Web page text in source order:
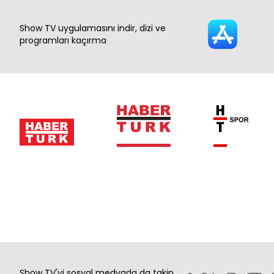
Show TV uygulamasını indir, dizi ve
programları kaçırma